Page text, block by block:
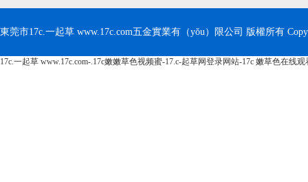
東莞市17c.一起草 www.17c.com五金實業有（yǒu）限公司 版權所有
17c.一起草 www.17c.com-.17c嫩嫩草色视频蜜-17.c-起草网登录网站-17c 嫩草色在线观